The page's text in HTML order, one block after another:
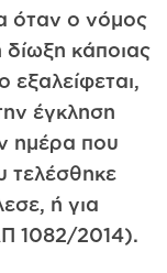
όταν ο νόμος
δίωξη κάποιας
εξαλείφεται,
έγκληση
ημέρα που
τελέσθηκε
ή για
1082/2014).